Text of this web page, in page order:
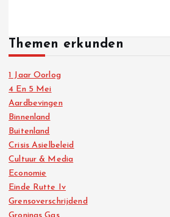
Themen erkunden
1 Jaar Oorlog
4 En 5 Mei
Aardbevingen
Binnenland
Buitenland
Crisis Asielbeleid
Cultuur & Media
Economie
Einde Rutte Iv
Grensoverschrijdend